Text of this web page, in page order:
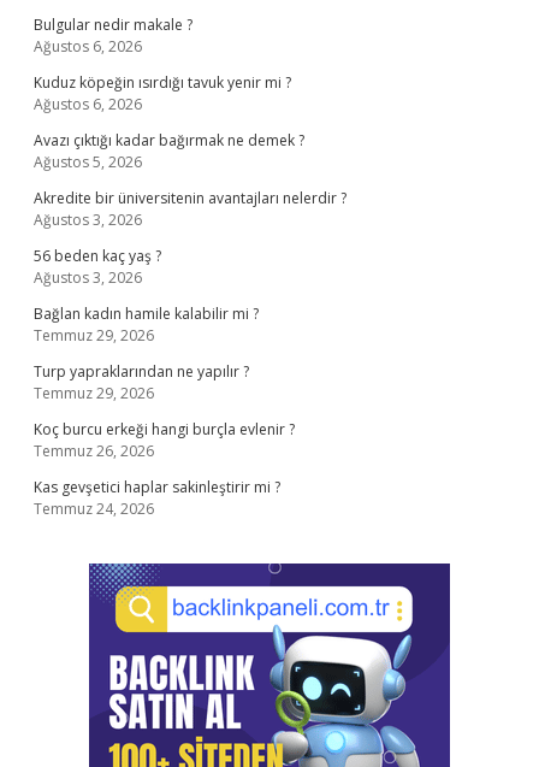
Bulgular nedir makale ?
Ağustos 6, 2026
Kuduz köpeğin ısırdığı tavuk yenir mi ?
Ağustos 6, 2026
Avazı çıktığı kadar bağırmak ne demek ?
Ağustos 5, 2026
Akredite bir üniversitenin avantajları nelerdir ?
Ağustos 3, 2026
56 beden kaç yaş ?
Ağustos 3, 2026
Bağlan kadın hamile kalabilir mi ?
Temmuz 29, 2026
Turp yapraklarından ne yapılır ?
Temmuz 29, 2026
Koç burcu erkeği hangi burçla evlenir ?
Temmuz 26, 2026
Kas gevşetici haplar sakinleştirir mi ?
Temmuz 24, 2026